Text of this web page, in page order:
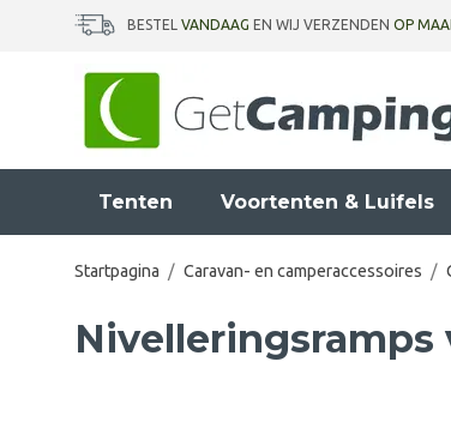
BESTEL VANDAAG EN WIJ VERZENDEN OP
Tenten Voortenten & Luifels
Startpagina / Caravan- en camperaccessoires /
Nivelleringsramps